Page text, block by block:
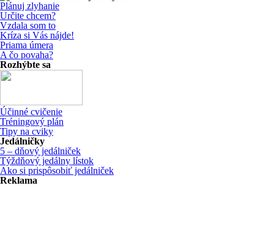
Plánuj zlyhanie
Určite chcem?
Vzdala som to
Kríza si Vás nájde!
Priama úmera
A čo povaha?
Rozhýbte sa
Účinné cvičenie
Tréningový plán
Tipy na cviky
Jedálničky
5 – dňový jedálniček
Týždňový jedálny lístok
Ako si prispôsobiť jedálniček
Reklama